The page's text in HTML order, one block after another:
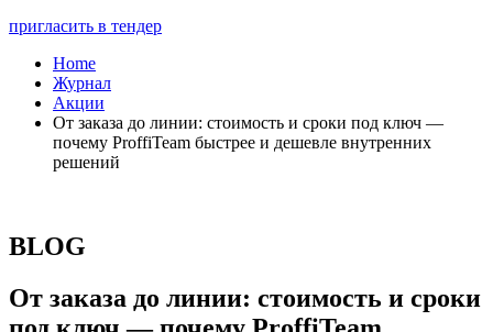
пригласить в тендер
Home
Журнал
Акции
От заказа до линии: стоимость и сроки под ключ —
почему ProffiTeam быстрее и дешевле внутренних
решений
BLOG
От заказа до линии: стоимость и сроки